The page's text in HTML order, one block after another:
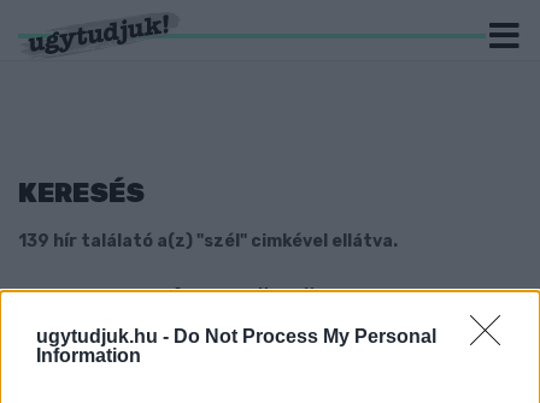
ugytudjuk.hu - Do Not Process My Personal
Information
KERESÉS
139 hír találató a(z) "szél" cimkével ellátva.
A VIHAROS SZÉL FELDÖNTÖTTE
SZOMBATHELY 9 MÉTERES KARÁCSONYFÁJÁT
2024. január. 07. 21:00